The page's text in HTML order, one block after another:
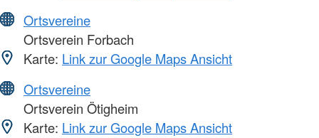
Ortsvereine
Ortsverein Forbach
Karte: Link zur Google Maps Ansicht
Ortsvereine
Ortsverein Ötigheim
Karte: Link zur Google Maps Ansicht